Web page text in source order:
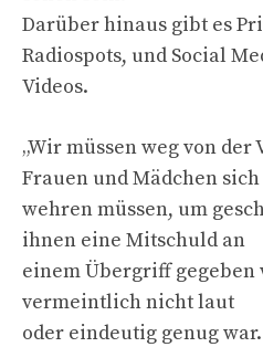
Darüber hinaus gibt es
Radiospots, und Social
Videos.
„Wir müssen weg von der
Frauen und Mädchen sich
wehren müssen, um
ihnen eine Mitschuld an
einem Übergriff gegeben
vermeintlich nicht laut
oder eindeutig genug